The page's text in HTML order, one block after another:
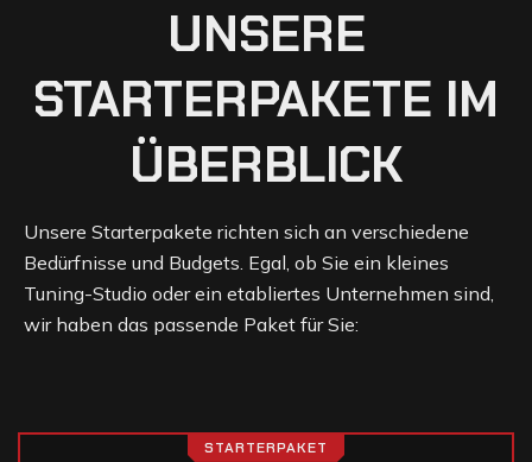
UNSERE
STARTERPAKETE IM
ÜBERBLICK
Unsere Starterpakete richten sich an verschiedene
Bedürfnisse und Budgets. Egal, ob Sie ein kleines
Tuning-Studio oder ein etabliertes Unternehmen sind,
wir haben das passende Paket für Sie:
STARTERPAKET